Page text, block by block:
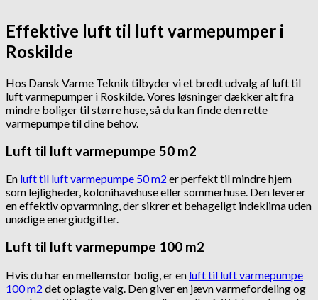
Effektive luft til luft varmepumper i
Roskilde
Hos Dansk Varme Teknik tilbyder vi et bredt udvalg af luft til
luft varmepumper i Roskilde. Vores løsninger dækker alt fra
mindre boliger til større huse, så du kan finde den rette
varmepumpe til dine behov.
Luft til luft varmepumpe 50 m2
En luft til luft varmepumpe 50 m2 er perfekt til mindre hjem
som lejligheder, kolonihavehuse eller sommerhuse. Den leverer
en effektiv opvarmning, der sikrer et behageligt indeklima uden
unødige energiudgifter.
Luft til luft varmepumpe 100 m2
Hvis du har en mellemstor bolig, er en luft til luft varmepumpe
100 m2 det oplagte valg. Den giver en jævn varmefordeling og